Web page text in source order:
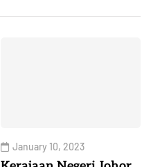
January 10, 2023